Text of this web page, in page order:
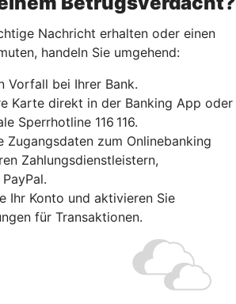
Nachricht erhalten oder einen
handeln Sie umgehend:
Vorfall bei Ihrer Bank.
Karte direkt in der Banking App oder
Sperrhotline 116 116.
Zugangsdaten zum Onlinebanking
Zahlungsdienstleistern,
Ihr Konto und aktivieren Sie
für Transaktionen.